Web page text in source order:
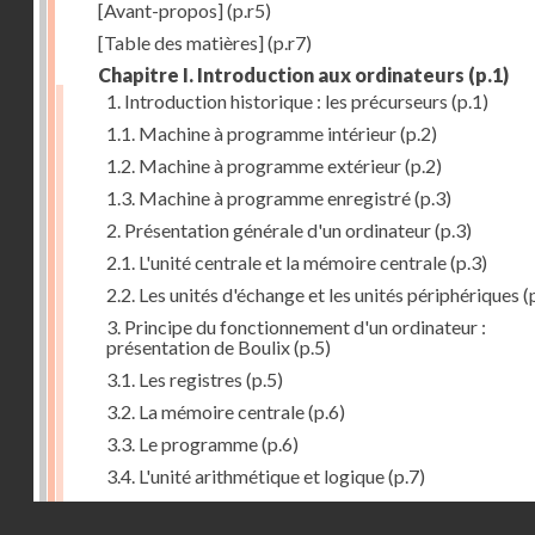
[Avant-propos](p.r5)
[Table des matières](p.r7)
Chapitre I. Introduction aux ordinateurs (p.1)
1. Introduction historique : les précurseurs (p.1)
1.1. Machine à programme intérieur(p.2)
1.2. Machine à programme extérieur(p.2)
1.3. Machine à programme enregistré(p.3)
2. Présentation générale d'un ordinateur(p.3)
2.1. L'unité centrale et la mémoire centrale(p.3)
2.2. Les unités d'échange et les unités périphériques
3. Principe du fonctionnement d'un ordinateur :
présentation de Boulix(p.5)
3.1. Les registres (p.5)
3.2. La mémoire centrale(p.6)
3.3. Le programme(p.6)
3.4. L'unité arithmétique et logique(p.7)
3.5. L'unité de contrôle(p.8)